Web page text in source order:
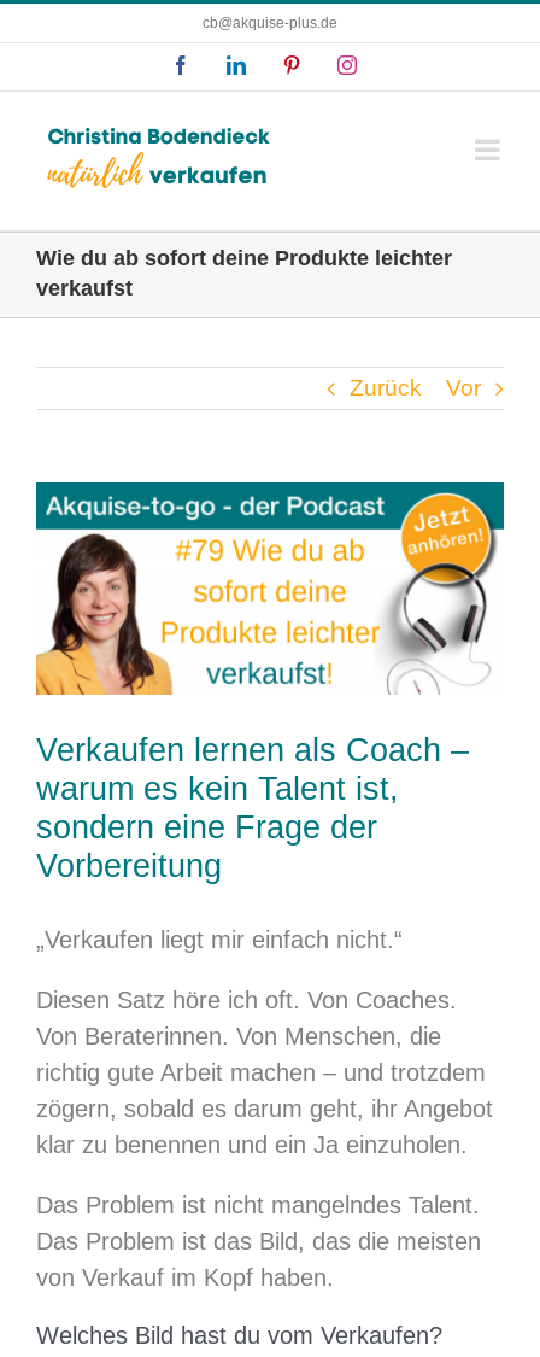
cb@akquise-plus.de
FacebookLinkedIn PinterestInstagram
Wie du ab sofort deine Produkte leichter
verkaufst
Zurück Vor
Zeige
grösseres
Bild
Verkaufen lernen als Coach –
warum es kein Talent ist,
sondern eine Frage der
Vorbereitung
„Verkaufen liegt mir einfach nicht.“
Diesen Satz höre ich oft. Von Coaches.
Von Beraterinnen. Von Menschen, die
richtig gute Arbeit machen – und trotzdem
zögern, sobald es darum geht, ihr Angebot
klar zu benennen und ein Ja einzuholen.
Das Problem ist nicht mangelndes Talent.
Das Problem ist das Bild, das die meisten
von Verkauf im Kopf haben.
Welches Bild hast du vom Verkaufen?